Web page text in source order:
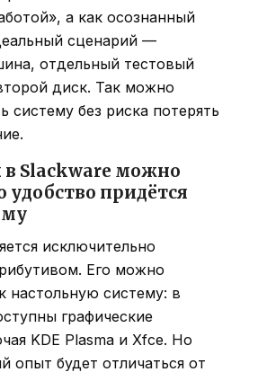
а как осознанный
сценарий —
отдельный тестовый
диск. Так можно
систему без риска потерять
в Slackware можно
удобство придётся
исключительно
Его можно
настольную систему: в
графические
KDE Plasma и Xfce. Но
опыт будет отличаться от